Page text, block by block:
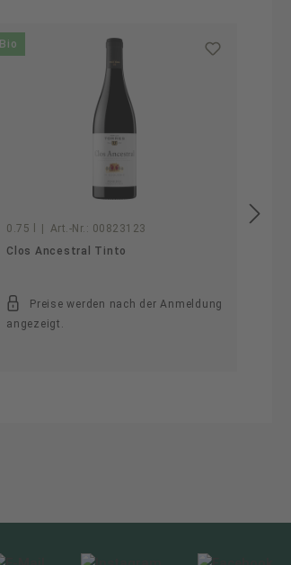
Bio
0.75 l Art.-Nr.: 00823123
Clos Ancestral Tinto
Preise werden nach der Anmeldung
angezeigt.